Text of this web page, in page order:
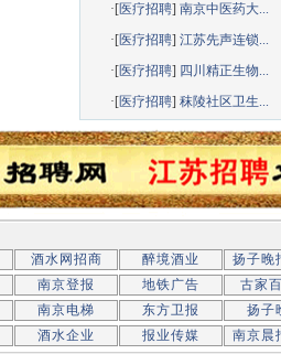
·[医疗招聘]南京中医药大...
·[医疗招聘]江苏先声连锁...
·[医疗招聘] 四川精正生物...
·[医疗招聘]秣陵社区卫生...
酒水网招商 醉境酒业
扬子晚
南京登报 地铁广告
古家
南京电梯 东方卫报
扬子
酒水企业 报业传媒 南京晨